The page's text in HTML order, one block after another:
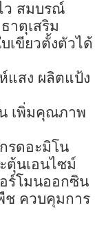
ว สมบรณ์
าตุเสริม
เขียวตั้งตัวได้
แสง ผลิตแป้ง
น เพิ่มคุณภาพ
รดอะมิโน
ตุ้นเอนไซม์
อร์โมนออกซิน
ช ควบคุมการ